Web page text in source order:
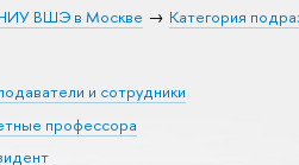
ВШЭ в Москве
Категория
и сотрудники
профессора